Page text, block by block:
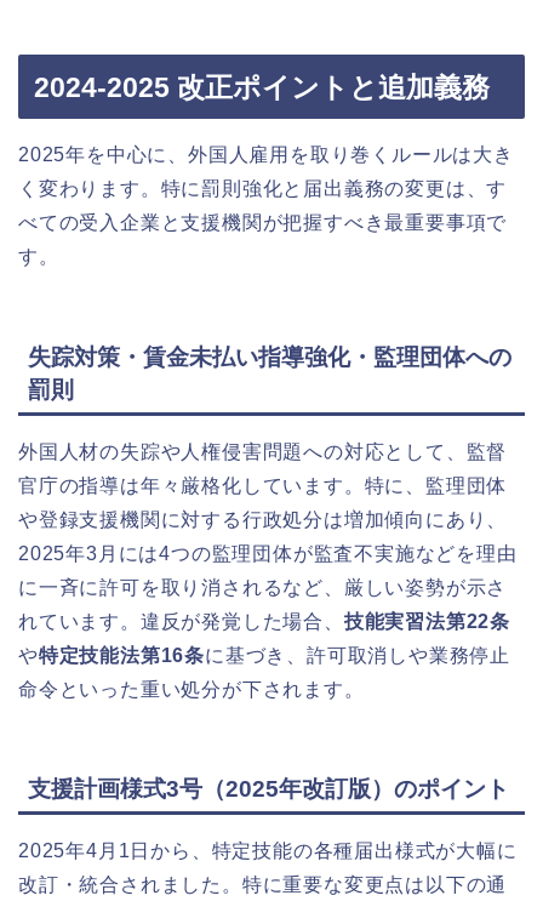
2024‑2025 改正ポイントと追加義務
2025年を中心に、外国人雇用を取り巻くルールは大き
く変わります。特に罰則強化と届出義務の変更は、す
べての受入企業と支援機関が把握すべき最重要事項で
す。
失踪対策・賃金未払い指導強化・監理団体への
罰則
外国人材の失踪や人権侵害問題への対応として、監督
官庁の指導は年々厳格化しています。特に、監理団体
や登録支援機関に対する行政処分は増加傾向にあり、
2025年3月には4つの監理団体が監査不実施などを理由
に一斉に許可を取り消されるなど、厳しい姿勢が示さ
れています。違反が発覚した場合、 技能実習法第22条
や特定技能法第16条に基づき、許可取消しや業務停止
命令といった重い処分が下されます。
支援計画様式3号（2025年改訂版）のポイント
2025年4月1日から、特定技能の各種届出様式が大幅に
改訂・統合されました。特に重要な変更点は以下の通